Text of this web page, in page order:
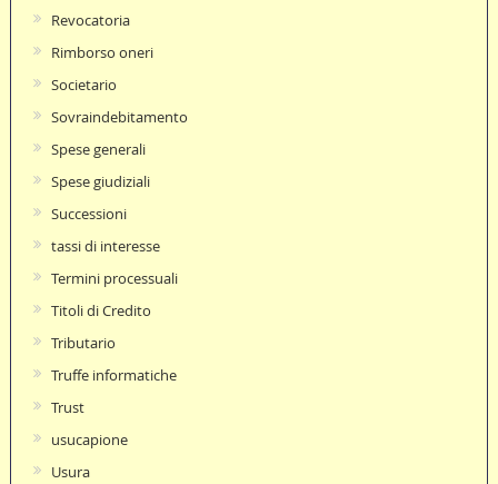
Revocatoria
Rimborso oneri
Societario
Sovraindebitamento
Spese generali
Spese giudiziali
Successioni
tassi di interesse
Termini processuali
Titoli di Credito
Tributario
Truffe informatiche
Trust
usucapione
Usura